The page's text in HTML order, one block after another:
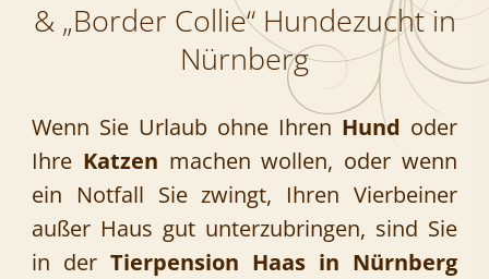
& „Border Collie“ Hundezucht in
Nürnberg
Wenn Sie Urlaub ohne Ihren Hund oder
Ihre Katzen machen wollen, oder wenn
ein Notfall Sie zwingt, Ihren Vierbeiner
außer Haus gut unterzubringen, sind Sie
in der Tierpension Haas in Nürnberg